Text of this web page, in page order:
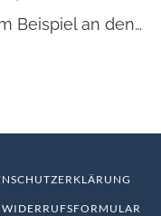
Beispiel an den…
WIDERRUFSFORMULAR